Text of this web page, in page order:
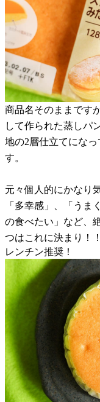
商品名そのままです
して作られた蒸しパ
地の2層仕立てにな
す。
元々個人的にかなり
「多幸感」、「うま
の食べたい」など、
つはこれに決まり！！
レンチン推奨！